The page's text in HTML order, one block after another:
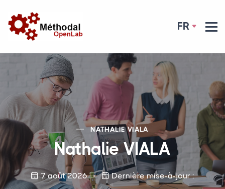
FR
NATHALIEVIALA
NathalieVIALA
7 août 2026 Dernière mise-à-jour :